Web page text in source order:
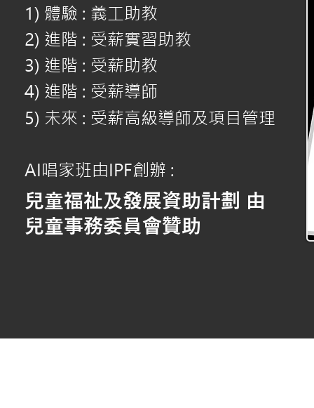
1) 體驗 : 義工助教
2) 進階 : 受薪實習助教
3) 進階 : 受薪助教
4) 進階 : 受薪導師
5) 未來 : 受薪高級導師及項目管理
AI唱家班由IPF創辦 :
兒童福祉及發展資助計劃 由
兒童事務委員會贊助